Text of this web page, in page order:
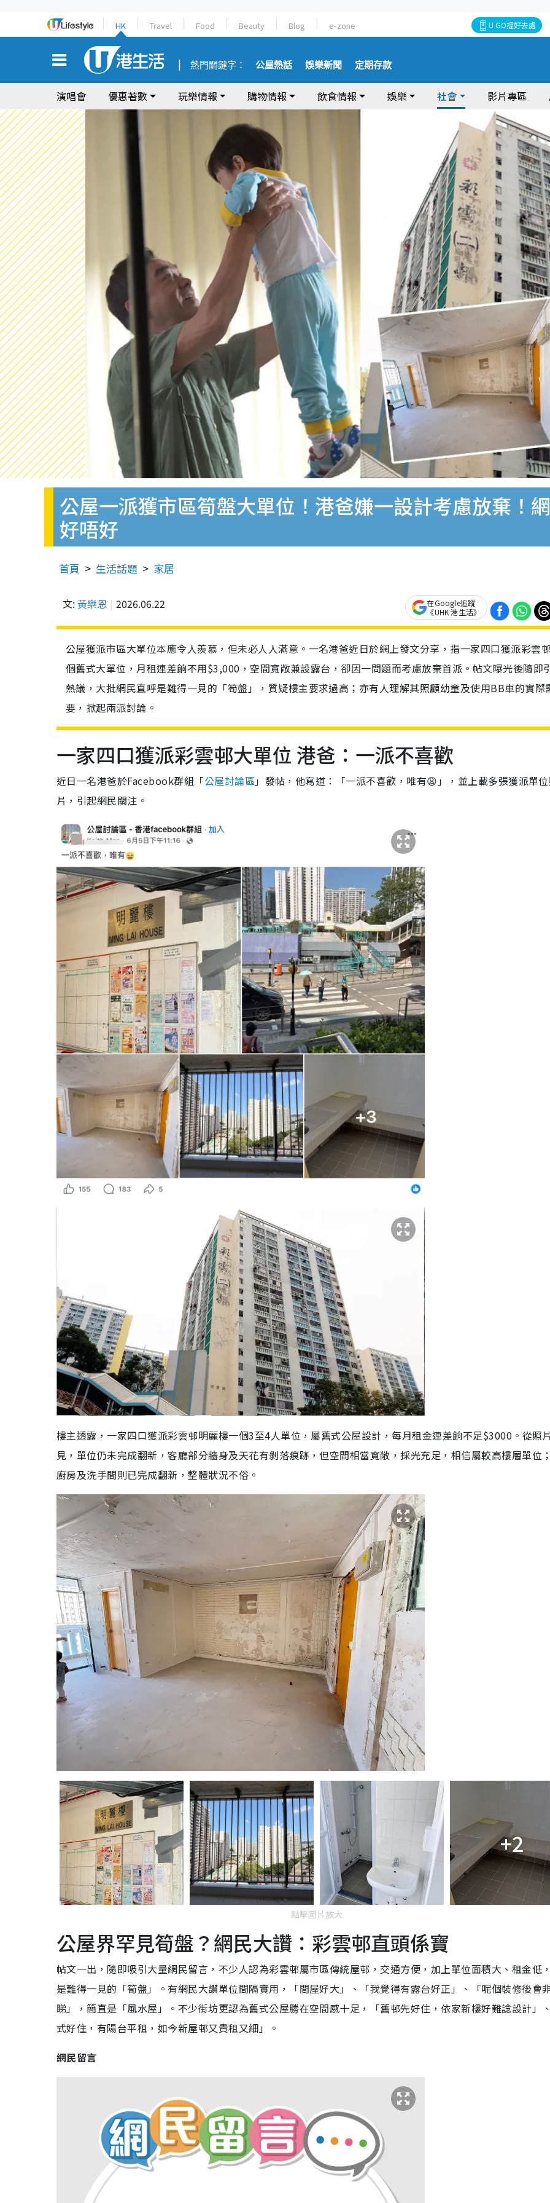
HK Travel Food Beauty Blog e-zone U GO搵好去處
熱門關鍵字： 公屋熱話 娛樂新聞 定期存款
演唱會 優惠著數 玩樂情報 購物情報 飲食情報 娛樂 社會 影片專區
公屋一派獲市區筍盤大單位！港爸嫌一設計考慮放棄！
好唔好
首頁 生活話題 家居
文: 黃樂恩 2026.06.22
在Google追蹤
《UHK 港生活》
公屋獲派市區大單位本應令人羨慕，但未必人人滿意。一名港爸近日於網上發文分享，指一家四口獲派彩雲
個舊式大單位，月租連差餉不用$3,000，空間寬敞兼設露台，卻因一問題而考慮放棄首派。帖文曝光後隨即
熱議，大批網民直呼是難得一見的「筍盤」，質疑樓主要求過高；亦有人理解其照顧幼童及使用BB車的實際
要，掀起兩派討論。
一家四口獲派彩雲邨大單位 港爸：一派不喜歡
近日一名港爸於Facebook群組「公屋討論區」發帖，他寫道：「一派不喜歡，唯有😩」，並上載多張獲派單
片，引起網民關注。
樓主透露，一家四口獲派彩雲邨明麗樓一個3至4人單位，屬舊式公屋設計，每月租金連差餉不足$3000。從照
見，單位仍未完成翻新，客廳部分牆身及天花有剝落痕跡，但空間相當寬敞，採光充足，相信屬較高樓層單位
廚房及洗手間則已完成翻新，整體狀況不俗。
+2
點擊圖片放大
公屋界罕見筍盤？網民大讚：彩雲邨直頭係寶
帖文一出，隨即吸引大量網民留言，不少人認為彩雲邨屬市區傳統屋邨，交通方便，加上單位面積大、租金低
是難得一見的「筍盤」。有網民大讚單位間隔實用，「間屋好大」、「我覺得有露台好正」、「呢個裝修後會
睇」，簡直是「風水屋」。不少街坊更認為舊式公屋勝在空間感十足，「舊邨先好住，依家新樓好難諗設計」
式好住，有陽台平租，如今新屋邨又貴租又細」。
網民留言